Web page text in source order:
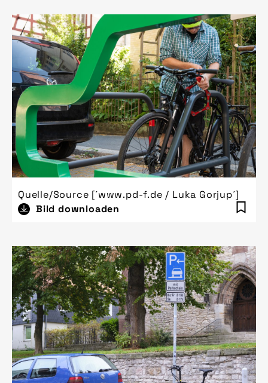
Quelle/Source [´www.pd-f.de / Luka Gorjup´]
Bild downloaden